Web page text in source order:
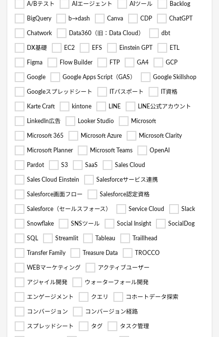
A/Bテスト AIエージェント AIツール Backlog
BigQuery b→dash Canva CDP ChatGPT
Chatwork Data360（旧：Data Cloud） dbt
DX基礎 EC2 EFS Einstein GPT ETL
Figma Flow Builder FTP GA4 GCP
Google Google Apps Script（GAS） Google Skillshop
Googleスプレッドシート ITパスポート IT資格
Karte Craft kintone LINE LINE公式アカウント
LinkedIn広告 Looker Studio Microsoft
Microsoft 365 Microsoft Azure Microsoft Clarity
Microsoft Planner Microsoft Teams OpenAI
Pardot S3 SaaS Sales Cloud
Sales Cloud Einstein Salesforceサービス連携
Salesforce画面フロー Salesforce認定資格
Salesforce（セールスフォース） Service Cloud Slack
Snowflake SNSツール Social Insight SocialDog
SQL Streamlit Tableau Traillhead
Transfer Family Treasure Data TROCCO
WEBマーケティング アクティブユーザー
アジャイル開発 ウォーターフォール開発
エンゲージメント クエリ コホートデータ探索
コンバージョン コンバージョン経路
スプレッドシート タグ タスク管理